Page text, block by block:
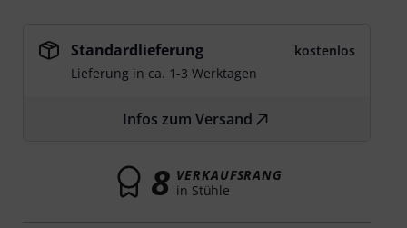
Standardlieferung
kostenlos
Lieferung in ca. 1-3 Werktagen
Infos zum Versand
8 VERKAUFSRANG
in Stühle